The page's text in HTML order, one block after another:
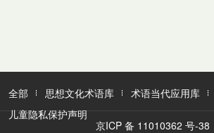
全部 思想文化术语库 术语当代应用库
儿童隐私保护声明
京ICP 备 11010362 号-38